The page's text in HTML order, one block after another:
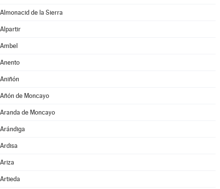
Almonacid de la Sierra
Alpartir
Ambel
Anento
Aniñón
Añón de Moncayo
Aranda de Moncayo
Arándiga
Ardisa
Ariza
Artieda